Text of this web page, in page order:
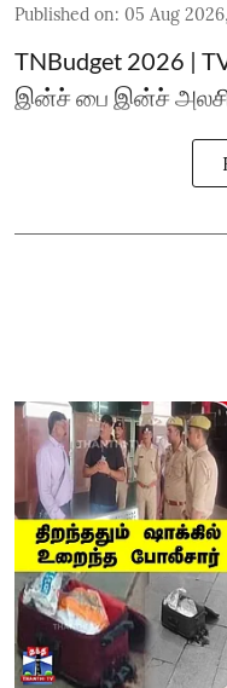
Published on: 05 Aug
TNBudget 2026 |
இன்ச் பை இன்ச்